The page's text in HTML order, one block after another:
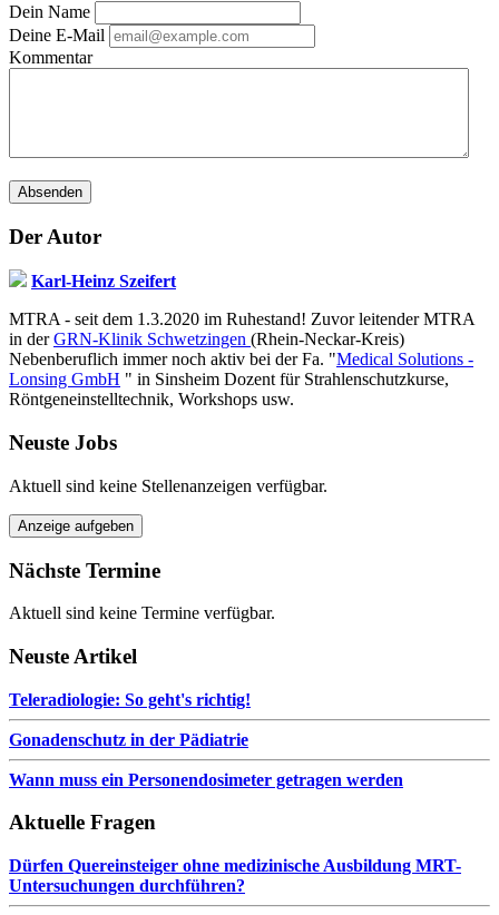
Dein Name
Deine E-Mail
Kommentar
Absenden
Der Autor
Karl-Heinz Szeifert
MTRA - seit dem 1.3.2020 im Ruhestand! Zuvor leitender MTRA
in derGRN-Klinik Schwetzingen (Rhein-Neckar-Kreis)
Nebenberuflich immer noch aktiv bei der Fa. "Medical Solutions -
Lonsing GmbH " in Sinsheim Dozent für Strahlenschutzkurse,
Röntgeneinstelltechnik, Workshops usw.
Neuste Jobs
Aktuell sind keine Stellenanzeigen verfügbar.
Anzeige aufgeben
Nächste Termine
Aktuell sind keine Termine verfügbar.
Neuste Artikel
Teleradiologie: So geht's richtig!
Gonadenschutz in der Pädiatrie
Wann muss ein Personendosimeter getragen werden
Aktuelle Fragen
Dürfen Quereinsteiger ohne medizinische Ausbildung MRT-
Untersuchungen durchführen?